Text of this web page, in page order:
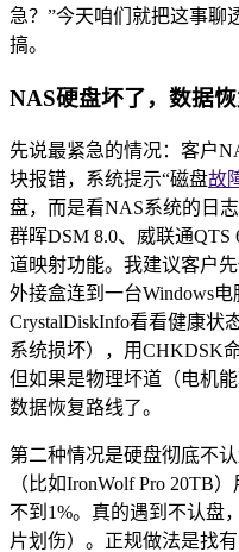
急？”今天咱们就把这事聊
搞。
NAS硬盘坏了，数据
先说最紧急的情况：客户
块报错，系统提示“磁盘故
盘，而是看NAS系统的日
群晖DSM 8.0、威联通
道映射功能。我建议客户
外接盒连到一台Windows
CrystalDiskInfo看看健康状
系统损坏），用CHKDSK
但如果是物理坏道（电机
数据恢复路线了。
第二种情况是硬盘彻底不
（比如IronWolf Pro 20TB
不到1%。真的遇到不认盘
片划伤）。正规做法是找